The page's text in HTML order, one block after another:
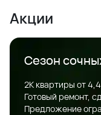
Акции
Сезон
2К квартиры от
Готовый ремонт,
Предложение